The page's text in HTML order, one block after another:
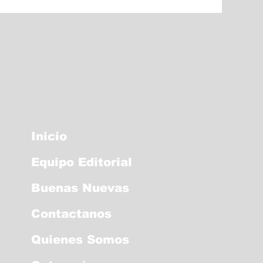
Inicio
Equipo Editorial
Buenas Nuevas
Contactanos
Quienes Somos